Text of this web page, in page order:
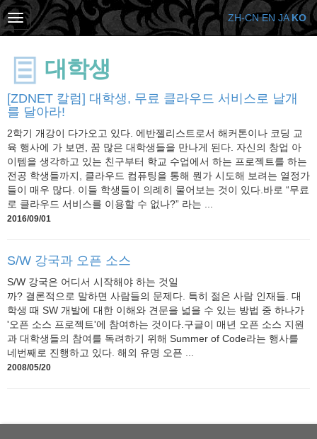
대학생
[ZDNET 칼럼] 대학생, 무료 클라우드 서비스로 날개
를 달아라!
2학기 개강이 다가오고 있다. 에반젤리스트로서 해커톤이나 코딩 교
육 행사에 가 보면, 꿈 많은 대학생들을 만나게 된다. 자신의 창업 아
이템을 생각하고 있는 친구부터 학교 수업에서 하는 프로젝트를 하는
전공 학생들까지, 클라우드 컴퓨팅을 통해 뭔가 시도해 보려는 열정가
들이 매우 많다. 이들 학생들이 의례히 물어보는 것이 있다.바로 “무료
로 클라우드 서비스를 이용할 수 없나?” 라는 ...
2016/09/01
S/W 강국과 오픈 소스
S/W 강국은 어디서 시작해야 하는 것일
까? 결론적으로 말하면 사람들의 문제다. 특히 젊은 사람 인재들. 대
학생 때 SW 개발에 대한 이해와 견문을 넓을 수 있는 방법 중 하나가
'오픈 소스 프로젝트'에 참여하는 것이다.구글이 매년 오픈 소스 지원
과 대학생들의 참여를 독려하기 위해 Summer of Code라는 행사를
네번째로 진행하고 있다. 해외 유명 오픈 ...
2008/05/20
ZH-CN EN JA KO